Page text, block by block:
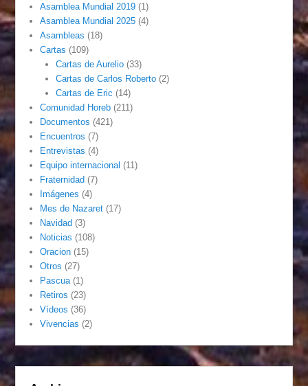
Asamblea Mundial 2019 (1)
Asamblea Mundial 2025 (4)
Asambleas (18)
Cartas (109)
Cartas de Aurelio(33)
Cartas de Carlos Roberto(2)
Cartas de Eric (14)
Comunidad Horeb (211)
Documentos (421)
Encuentros (7)
Entrevistas (4)
Equipo internacional (11)
Fraternidad (7)
Imágenes (4)
Mes de Nazaret (17)
Navidad (3)
Noticias (108)
Oracion (15)
Otros (27)
Pascua (1)
Retiros (23)
Vídeos (36)
Vivencias (2)